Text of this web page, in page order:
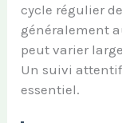
cycle régulier
généralement
peut varier
Un suivi
essentiel.